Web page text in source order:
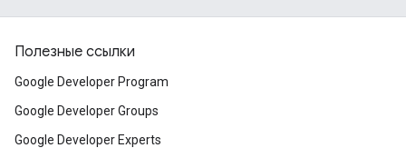
Полезные ссылки
Google Developer Program
Google Developer Groups
Google Developer Experts